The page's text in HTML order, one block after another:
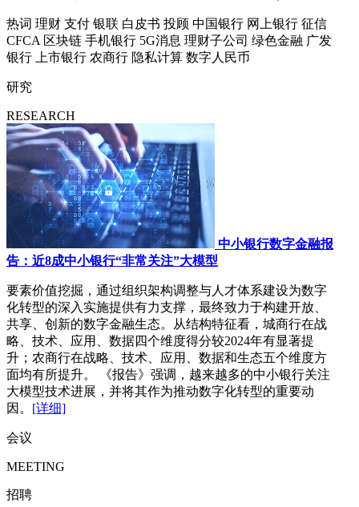
热词 理财 支付 银联 白皮书 投顾 中国银行 网上银行 征信
CFCA 区块链 手机银行 5G消息 理财子公司 绿色金融 广发
银行
上市银行 农商行 隐私计算 数字人民币
研究
RESEARCH
中小银行数字金融报
告：近8成中小银行“非常关注”大模型
要素价值挖掘，通过组织架构调整与人才体系建设为数字
化转型的深入实施提供有力支撑，最终致力于构建开放、
共享、创新的数字金融生态。从结构特征看，城商行在战
略、技术、应用、数据四个维度得分较2024年有显著提
升；农商行在战略、技术、应用、数据和生态五个维度方
面均有所提升。 《报告》强调，越来越多的中小银行关注
大模型技术进展，并将其作为推动数字化转型的重要动
因。 [详细]
会议
MEETING
招聘